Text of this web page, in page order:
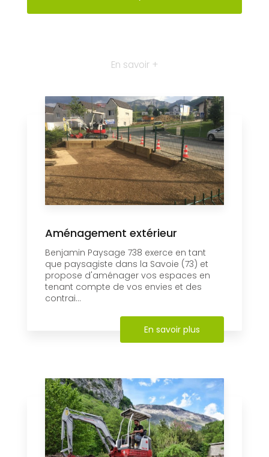
En savoir +
Aménagement extérieur
Benjamin Paysage 738 exerce en tant
que paysagiste dans la Savoie (73) et
propose d'aménager vos espaces en
tenant compte de vos envies et des
contrai...
En savoir plus